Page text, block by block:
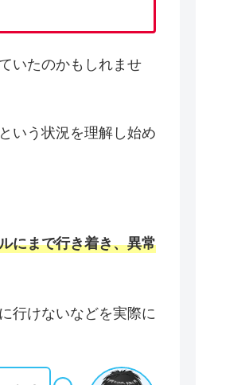
いたのかもしれませ
いう状況を理解し始め
にまで行き着き、異常
行けないなどを実際に